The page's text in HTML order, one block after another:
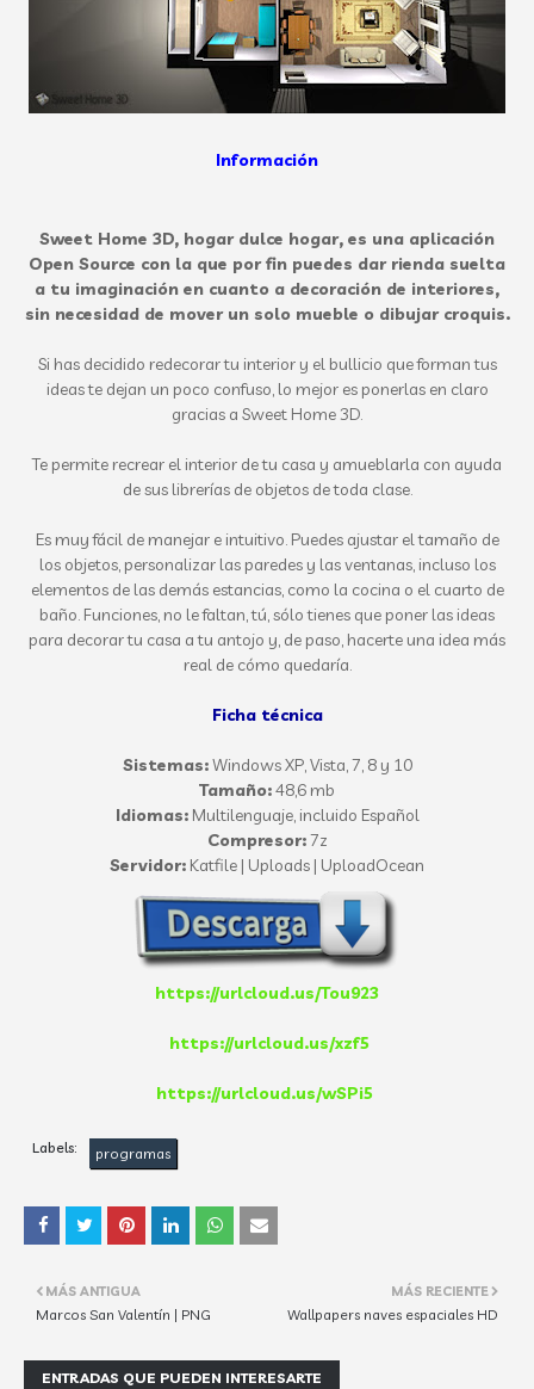
Información
Sweet Home 3D, hogar dulce hogar, es una aplicación
Open Source con la que por fin puedes dar rienda suelta
a tu imaginación en cuanto a decoración de interiores,
sin necesidad de mover un solo mueble o dibujar croquis.
Si has decidido redecorar tu interior y el bullicio que forman tus
ideas te dejan un poco confuso, lo mejor es ponerlas en claro
gracias a Sweet Home 3D.
Te permite recrear el interior de tu casa y amueblarla con ayuda
de sus librerías de objetos de toda clase.
Es muy fácil de manejar e intuitivo. Puedes ajustar el tamaño de
los objetos, personalizar las paredes y las ventanas, incluso los
elementos de las demás estancias, como la cocina o el cuarto de
baño. Funciones, no le faltan, tú, sólo tienes que poner las ideas
para decorar tu casa a tu antojo y, de paso, hacerte una idea más
real de cómo quedaría.
Ficha técnica
Sistemas:Windows XP, Vista, 7, 8 y 10
Tamaño:48,6 mb
Idiomas:Multilenguaje, incluido Español
Compresor:7z
Servidor: Katfile | Uploads | UploadOcean
https://urlcloud.us/Tou923
https://urlcloud.us/xzf5
https://urlcloud.us/wSPi5
Labels: programas
MÁS RECIENTE
Wallpapers naves espaciales HD
MÁS ANTIGUA
Marcos San Valentín | PNG
ENTRADAS QUE PUEDEN INTERESARTE